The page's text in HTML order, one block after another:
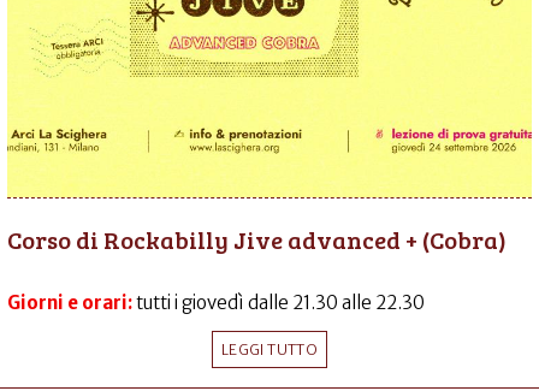
Corso di Rockabilly Jive advanced + (Cobra)
Giorni e orari:tutti i giovedì dalle 21.30 alle 22.30
LEGGI TUTTO